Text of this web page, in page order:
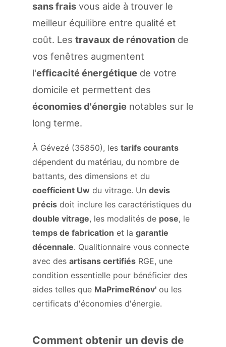
sans frais vous aide à trouver le
meilleur équilibre entre qualité et
coût. Les travaux de rénovation de
vos fenêtres augmentent
l'efficacité énergétique de votre
domicile et permettent des
économies d'énergie notables sur le
long terme.
À Gévezé (35850), les tarifs courants
dépendent du matériau, du nombre de
battants, des dimensions et du
coefficient Uw du vitrage. Un devis
précis doit inclure les caractéristiques du
double vitrage, les modalités de pose, le
temps de fabrication et la garantie
décennale. Qualitionnaire vous connecte
avec des artisans certifiés RGE, une
condition essentielle pour bénéficier des
aides telles que MaPrimeRénov' ou les
certificats d'économies d'énergie.
Comment obtenir un devis de